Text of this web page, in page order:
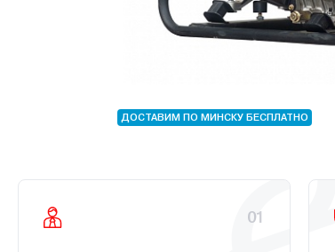
ДОСТАВИМ ПО МИНСКУ БЕСПЛАТНО
01